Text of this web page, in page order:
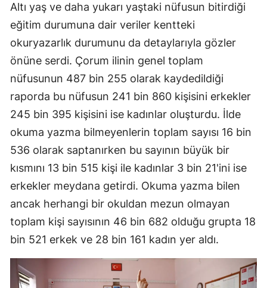
Kütahya
Malatya
Manisa
Kahramanmaraş
Mardin
Muğla
Muş
Nevşehir
Niğde
Ordu
Rize
Sakarya
Altı yaş ve daha yukarı yaştaki nüfusun bitirdiği
eğitim durumuna dair veriler kentteki
okuryazarlık durumunu da detaylarıyla gözler
önüne serdi. Çorum ilinin genel toplam
nüfusunun 487 bin 255 olarak kaydedildiği
raporda bu nüfusun 241 bin 860 kişisini erkekler
245 bin 395 kişisini ise kadınlar oluşturdu. İlde
okuma yazma bilmeyenlerin toplam sayısı 16 bin
536 olarak saptanırken bu sayının büyük bir
kısmını 13 bin 515 kişi ile kadınlar 3 bin 21'ini ise
erkekler meydana getirdi. Okuma yazma bilen
ancak herhangi bir okuldan mezun olmayan
toplam kişi sayısının 46 bin 682 olduğu grupta 18
bin 521 erkek ve 28 bin 161 kadın yer aldı.